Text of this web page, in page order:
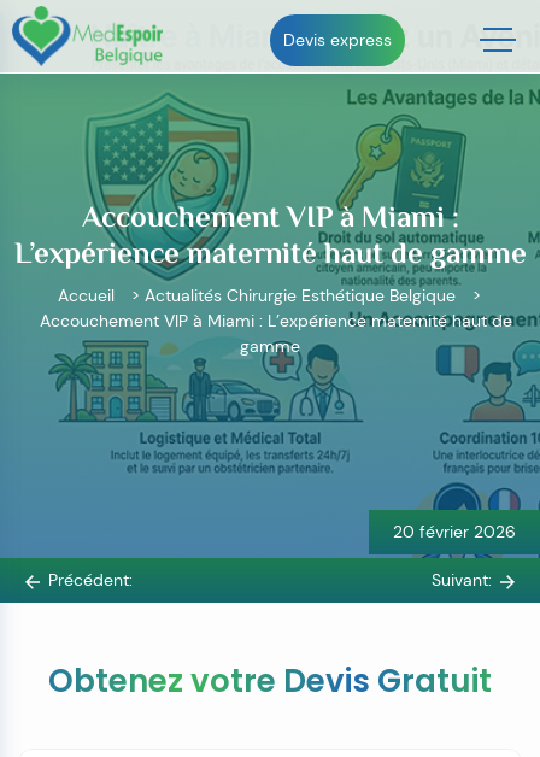
Skip
to
content
Devis express
Accouchement VIP à Miami :
L’expérience maternité haut de gamme
Accueil > Actualités Chirurgie Esthétique Belgique
>
Accouchement VIP à Miami : L’expérience maternité haut de
gamme
20 février 2026
Navigation
Précédent: Suivant:
Obtenez votre Devis Gratuit